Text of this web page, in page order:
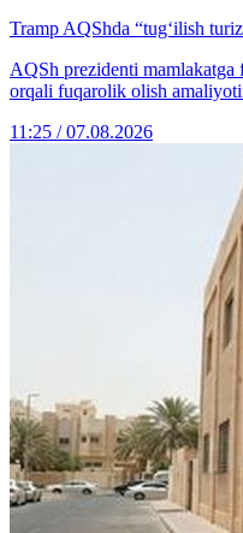
Tramp AQShda “tug‘ilish
AQSh prezidenti mamlakatga
orqali fuqarolik olish
11:25 / 07.08.2026